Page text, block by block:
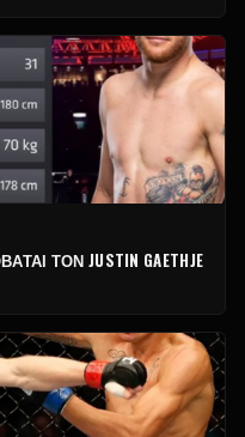
ΤΟΝ JUSTIN GAETHJE